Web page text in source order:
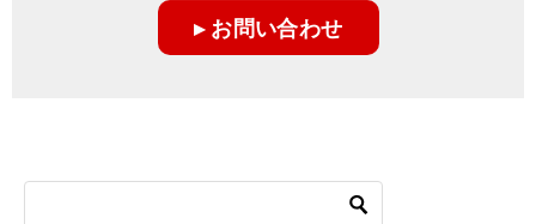
▸ お問い合わせ